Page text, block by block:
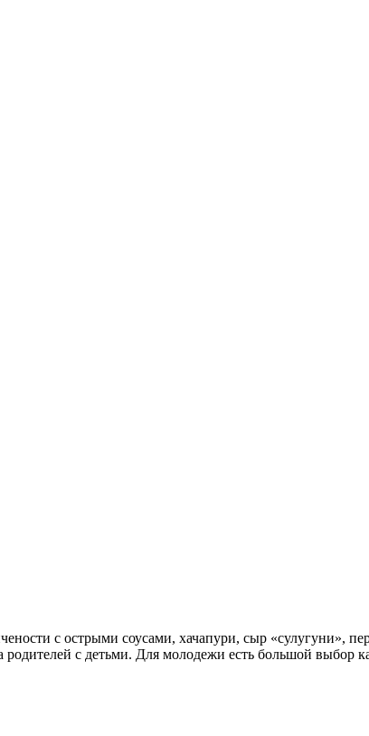
с острыми соусами, хачапури, сыр «сулугуни»,
родителей с детьми. Для молодежи есть большой выбор